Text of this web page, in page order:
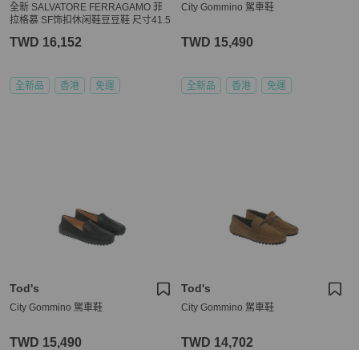
全新 SALVATORE FERRAGAMO 菲
拉格慕 SF饰扣休闲鞋豆豆鞋 尺寸41.5
TWD 16,152
全新品 香港 免運
City Gommino 駕車鞋
TWD 15,490
全新品 香港 免運
Tod's
City Gommino 駕車鞋
TWD 15,490
Tod's
City Gommino 駕車鞋
TWD 14,702